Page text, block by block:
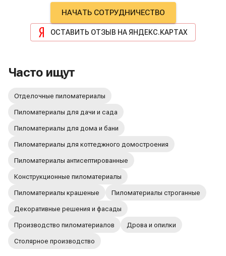
максимально оперативно сделал
поставку, при этом правильно
побеспокоился о разных нюансах,
которые очень хорошо повлияли на
благодарна!! Успехов и процветания!
НАЧАТЬ СОТРУДНИЧЕСТВО
ОСТАВИТЬ ОТЗЫВ НА ЯНДЕКС.КАРТАХ
Часто ищут
Отделочные пиломатериалы
Пиломатериалы для дачи и сада
Пиломатериалы для дома и бани
Пиломатериалы для коттеджного домостроения
Пиломатериалы антисептированные
Конструкционные пиломатериалы
Пиломатериалы крашеные Пиломатериалы строганные
Декоративные решения и фасады
Производство пиломатериалов Дрова и опилки
Столярное производство